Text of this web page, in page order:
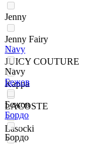
Jenny
Jenny Fairy
JUICY COUTURE
Kappa
LACOSTE
Lasocki
Navy
Navy
Бежов
Бежов
Бордо
Бордо